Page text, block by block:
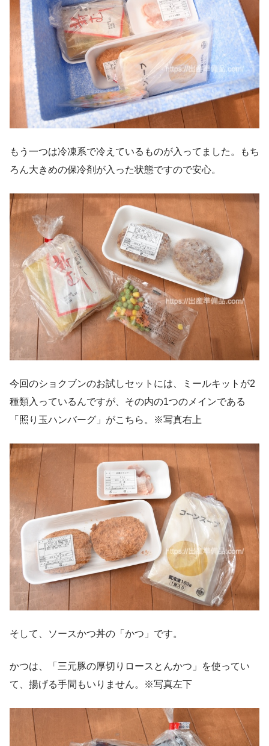
もう一つは冷凍系で冷えているものが入ってました。もち
ろん大きめの保冷剤が入った状態ですので安心。
今回のショクブンのお試しセットには、ミールキットが2
種類入っているんですが、その内の1つのメインである
「照り玉ハンバーグ」がこちら。※写真右上
そして、ソースかつ丼の「かつ」です。
かつは、「三元豚の厚切りロースとんかつ」を使ってい
て、揚げる手間もいりません。※写真左下